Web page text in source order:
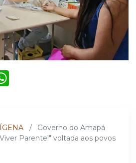
/
Governo do Amapá
Parente!" voltada aos povos